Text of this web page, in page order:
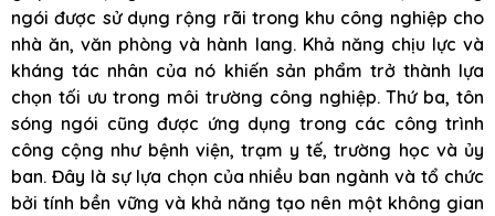
ngói được sử dụng rộng rãi trong khu công nghiệp cho
nhà ăn, văn phòng và hành lang. Khả năng chịu lực và
kháng tác nhân của nó khiến sản phẩm trở thành lựa
chọn tối ưu trong môi trường công nghiệp. Thứ ba, tôn
sóng ngói cũng được ứng dụng trong các công trình
công cộng như bệnh viện, trạm y tế, trường học và ủy
ban. Đây là sự lựa chọn của nhiều ban ngành và tổ chức
bởi tính bền vững và khả năng tạo nên một không gian